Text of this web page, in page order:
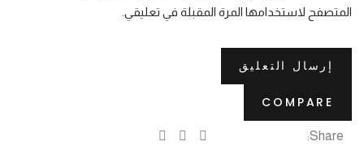
المتصفح لاستخدامها المرة المقبلة في تعليقي.
COMPARE
Share: